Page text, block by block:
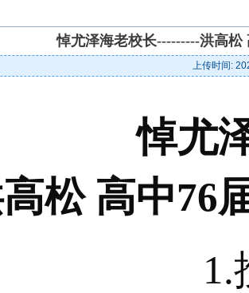
悼尤泽海老校长---------洪高松
上传时间:
悼尤
松 高中76
1.